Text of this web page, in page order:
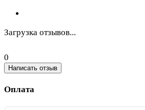
Загрузка отзывов...
0
Написать отзыв
Оплата